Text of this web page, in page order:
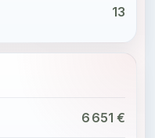
13
6 651 €